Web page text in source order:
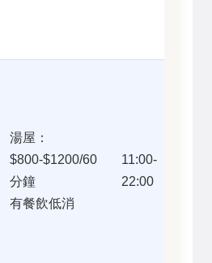
湯屋：
$800-$1200/60
分鐘
有餐飲低消
11:00-
22:00